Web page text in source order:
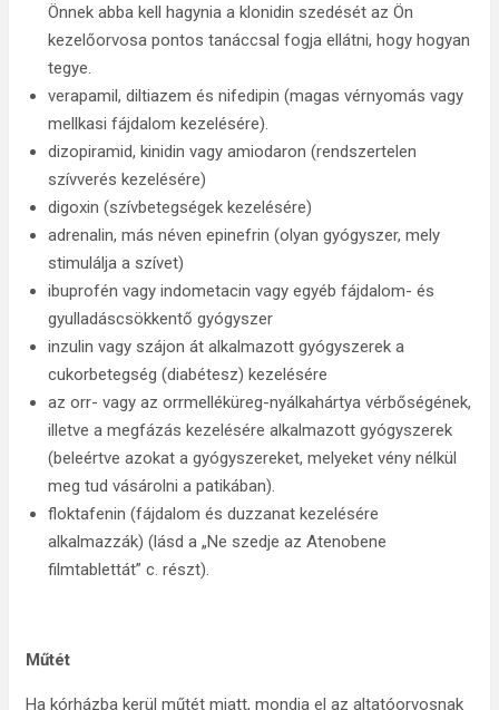
Önnek abba kell hagynia a klonidin szedését az Ön
kezelőorvosa pontos tanáccsal fogja ellátni, hogy hogyan
tegye.
verapamil, diltiazem és nifedipin (magas vérnyomás vagy
mellkasi fájdalom kezelésére).
dizopiramid, kinidin vagy amiodaron (rendszertelen
szívverés kezelésére)
digoxin (szívbetegségek kezelésére)
adrenalin, más néven epinefrin (olyan gyógyszer, mely
stimulálja a szívet)
ibuprofén vagy indometacin vagy egyéb fájdalom- és
gyulladáscsökkentő gyógyszer
inzulin vagy szájon át alkalmazott gyógyszerek a
cukorbetegség (diabétesz) kezelésére
az orr- vagy az orrmelléküreg-nyálkahártya vérbőségének,
illetve a megfázás kezelésére alkalmazott gyógyszerek
(beleértve azokat a gyógyszereket, melyeket vény nélkül
meg tud vásárolni a patikában).
floktafenin (fájdalom és duzzanat kezelésére
alkalmazzák) (lásd a „Ne szedje az Atenobene
filmtablettát” c. részt).
Műtét
Ha kórházba kerül műtét miatt, mondja el az altatóorvosnak